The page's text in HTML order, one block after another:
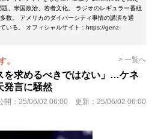
、米国政治、若者文化。 ラジオのレギュラー番組
数。 アメリカのダイバーシティ事情の講演を通
いる。 オフィシャルサイト：https://genz-
。 > 一覧へ
を求めるべきではない」…ケネ
発言に騒然
開： 25/06/02 06:00 更新： 25/06/02 06:00